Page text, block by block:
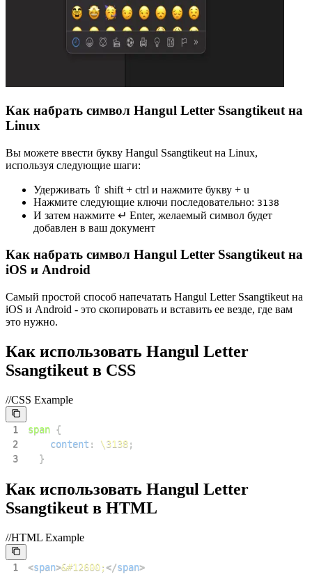
Как набрать символ Hangul Letter Ssangtikeut на
Linux
Вы можете ввести букву Hangul Ssangtikeut на Linux,
используя следующие шаги:
Удерживать ⇧ shift + ctrl и нажмите букву + u
Нажмите следующие ключи последовательно: 31 38
И затем нажмите ↵ Enter, желаемый символ будет
добавлен в ваш документ
Как набрать символ Hangul Letter Ssangtikeut на
iOS и Android
Самый простой способ напечатать Hangul Letter Ssangtikeut на
iOS и Android - это скопировать и вставить ее везде, где вам
это нужно.
Как использовать Hangul Letter
Ssangtikeut в CSS
//CSS Example
1 span {
2
content : \3138;
3
}
Как использовать Hangul Letter
Ssangtikeut в HTML
//HTML Example
1 <span>&#12600;</span>